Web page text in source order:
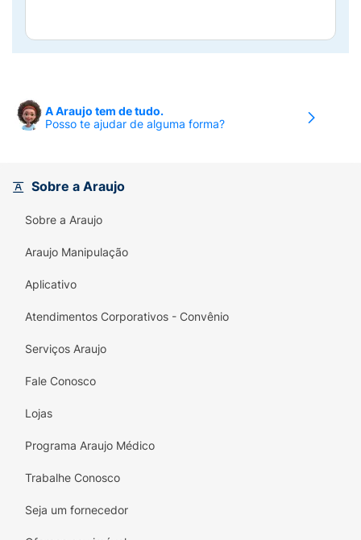
A Araujo tem de tudo.
Posso te ajudar de alguma forma?
Sobre a Araujo
Sobre a Araujo
Araujo Manipulação
Aplicativo
Atendimentos Corporativos - Convênio
Serviços Araujo
Fale Conosco
Lojas
Programa Araujo Médico
Trabalhe Conosco
Seja um fornecedor